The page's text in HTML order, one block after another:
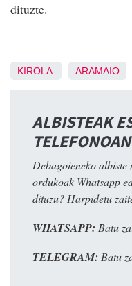
dituzte.
KIROLA ARAMAIO
ALBISTEAK
TELEFONOAN
Debagoieneko albiste
ordukoak Whatsapp
dituzu? Harpidetu
WHATSAPP: Batu
TELEGRAM: Batu